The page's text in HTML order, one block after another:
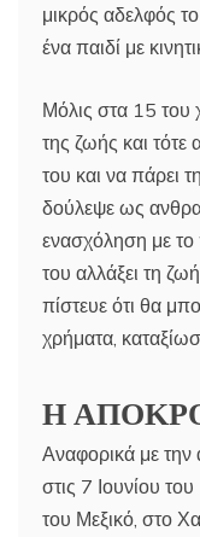
μικρός αδελφός
ένα παιδί με
Μόλις στα 15 του
της ζωής και τότε
του και να πάρει
δούλεψε ως
ενασχόληση με
του αλλάξει τη
πίστευε ότι θα
χρήματα,
Η
Αναφορικά με την
στις 7 Ιουνίου
του Μεξικό, στο